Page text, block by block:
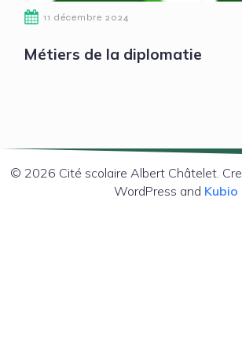
11 décembre 2024
Métiers de la diplomatie
© 2026 Cité scolaire Albert Châtelet.
WordPress and Kubio